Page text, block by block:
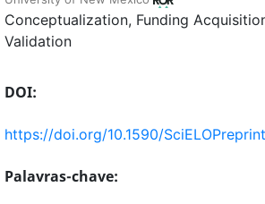
Conceptualization Funding
Validation
DOI:
https://doi.org/10.1590/
Palavras-chave: